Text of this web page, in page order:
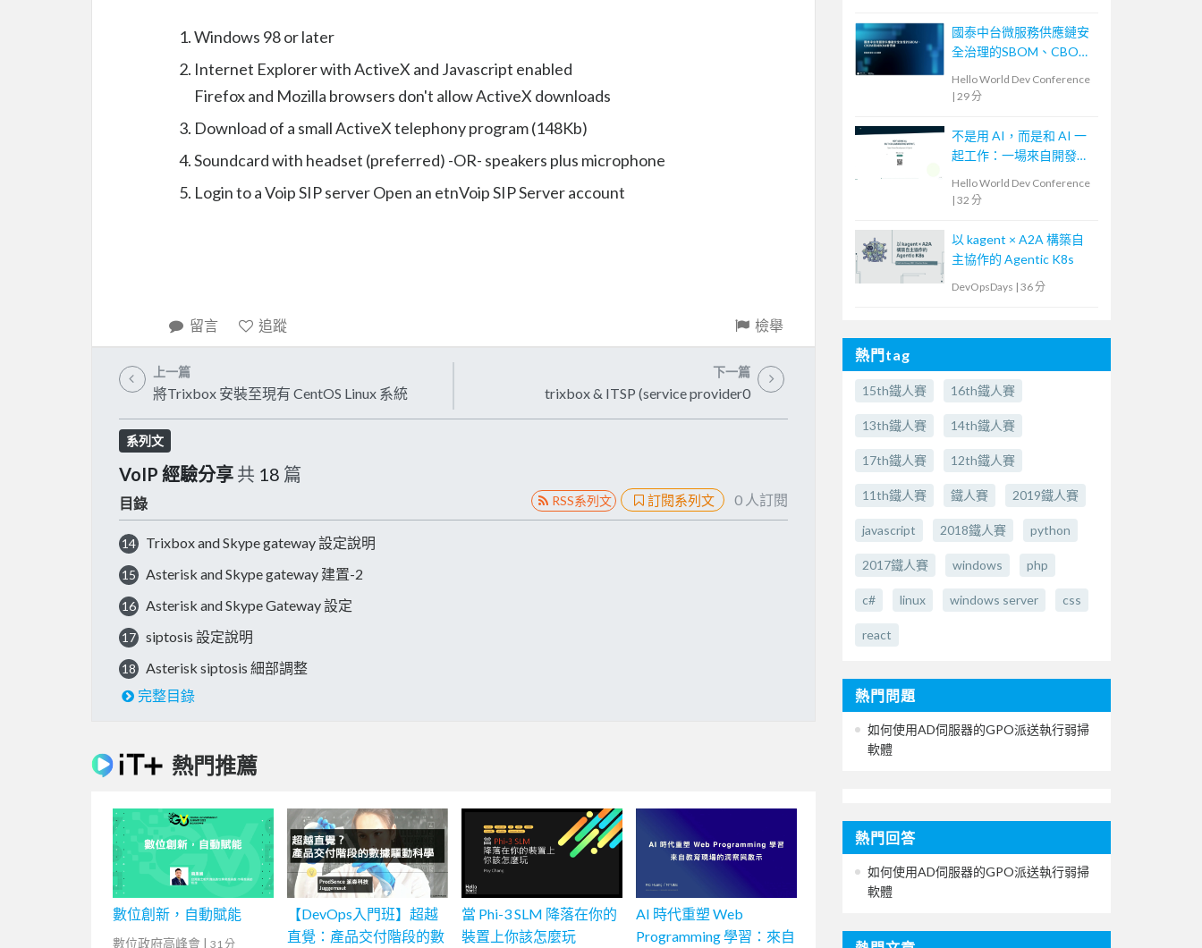
Windows 98 or later
Internet Explorer with ActiveX and Javascript enabled
Firefox and Mozilla browsers don't allow ActiveX downloads
Download of a small ActiveX telephony program (148Kb)
Soundcard with headset (preferred) -OR- speakers plus microphone
Login to a Voip SIP server Open an etnVoip SIP Server account
留言 追蹤 檢舉
上一篇
將Trixbox 安裝至現有 CentOS Linux 系統
下一篇
trixbox & ITSP (service provider0
系列文
VoIP 經驗分享 共 18 篇
目錄 RSS系列文 訂閱系列文 0 人訂閱
14 Trixbox and Skype gateway 設定說明
15 Asterisk and Skype gateway 建置-2
16 Asterisk and Skype Gateway 設定
17 siptosis 設定說明
18
Asterisk siptosis 細部調整
完整目錄
熱門推薦
數位創新，自動賦能
數位政府高峰會 | 31 分
【DevOps入門班】超越
直覺：產品交付階段的數
當 Phi-3 SLM 降落在你的
裝置上你該怎麼玩
AI 時代重塑 Web
Programming 學習：來自
國泰中台微服務供應鏈安
全治理的SBOM、CBOM
Hello World Dev Conference
| 29 分
不是用 AI，而是和 AI 一
起工作：一場來自開發現
Hello World Dev Conference
| 32 分
以 kagent × A2A 構築自
主協作的 Agentic K8s
DevOpsDays | 36 分
熱門tag
15th鐵人賽 16th鐵人賽
13th鐵人賽 14th鐵人賽
17th鐵人賽 12th鐵人賽
11th鐵人賽 鐵人賽 2019鐵人賽
javascript 2018鐵人賽 python
2017鐵人賽 windows php
c# linux windows server css
react
熱門問題
如何使用AD伺服器的GPO派送執行弱掃
軟體
熱門回答
如何使用AD伺服器的GPO派送執行弱掃
軟體